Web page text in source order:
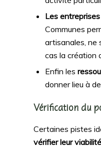
Les
Communes
artisanales, ne
cas la création
Enfin les
donner lieu à
Vérification du
Certaines pistes
vérifier leur